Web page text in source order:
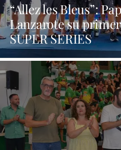
“Allez les Bleus”:
Lanzarote su
SUPER SERIES